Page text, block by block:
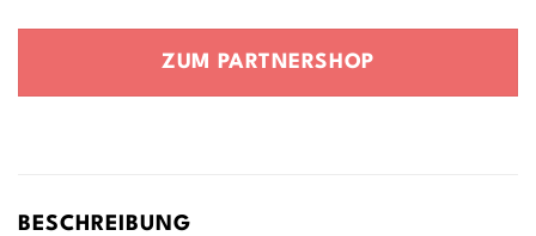
war:
ist:
ZUM PARTNERSHOP
BESCHREIBUNG